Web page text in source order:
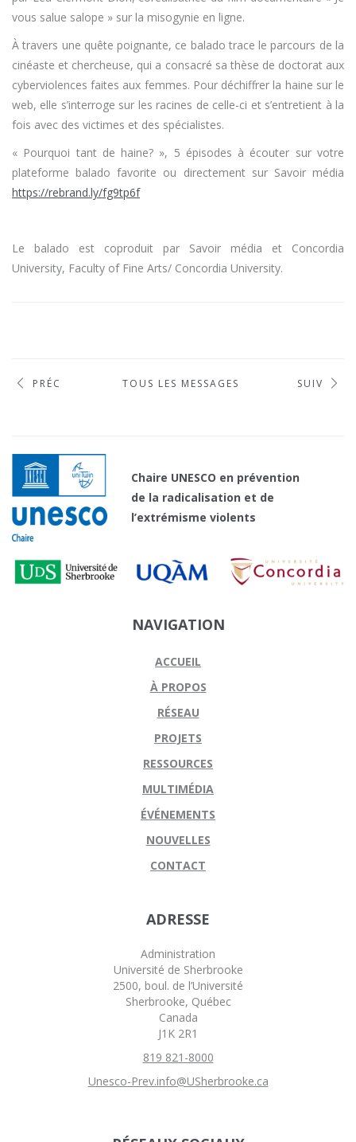
vous salue salope » sur la misogynie en ligne.
À travers une quête poignante, ce balado trace le parcours de la
cinéaste et chercheuse, qui a consacré sa thèse de doctorat aux
cyberviolences faites aux femmes. Pour déchiffrer la haine sur le
web, elle s’interroge sur les racines de celle-ci et s’entretient à la
fois avec des victimes et des spécialistes.
« Pourquoi tant de haine? », 5 épisodes à écouter sur votre
plateforme balado favorite ou directement sur Savoir média
https://rebrand.ly/fg9tp6f
Le balado est coproduit par Savoir média et Concordia
University, Faculty of Fine Arts/ Concordia University.
PRÉC TOUS LES MESSAGES SUIV
Chaire UNESCO en prévention
de la radicalisation et de
l’extrémisme violents
NAVIGATION
ACCUEIL
À PROPOS
RÉSEAU
PROJETS
RESSOURCES
MULTIMÉDIA
ÉVÉNEMENTS
NOUVELLES
CONTACT
ADRESSE
Administration
Université de Sherbrooke
2500, boul. de l’Université
Sherbrooke, Québec
Canada
J1K 2R1
819 821-8000
Unesco-Prev.info@USherbrooke.ca